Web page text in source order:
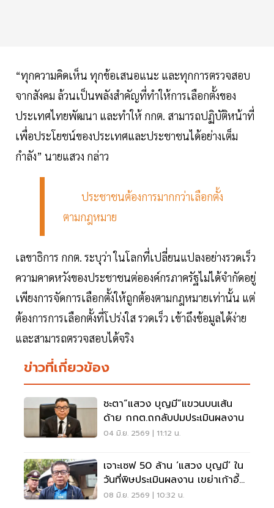
“ทุกความคิดเห็น ทุกข้อเสนอแนะ และทุกการตรวจสอบ
จากสังคม ล้วนเป็นพลังสำคัญที่ทำให้การเลือกตั้งของ
ประเทศไทยพัฒนา และทำให้ กกต. สามารถปฏิบัติหน้าที่
เพื่อประโยชน์ของประเทศและประชาชนได้อย่างเต็ม
กำลัง” นายแสวง กล่าว
ประชาชนต้องการมากกว่าเลือกตั้ง
ตามกฎหมาย
เลขาธิการ กกต. ระบุว่า ในโลกที่เปลี่ยนแปลงอย่างรวดเร็ว
ความคาดหวังของประชาชนต่อองค์กรภาครัฐไม่ได้จำกัดอยู่
เพียงการจัดการเลือกตั้งให้ถูกต้องตามกฎหมายเท่านั้น แต่
ต้องการการเลือกตั้งที่โปร่งใส รวดเร็ว เข้าถึงข้อมูลได้ง่าย
และสามารถตรวจสอบได้จริง
ข่าวที่เกี่ยวข้อง
ชะตา“แสวง บุญมี”แขวนบนเส้น
ด้าย กกต.ถกลับปมประเมินผลงาน
04 มิ.ย. 2569 | 11:12 น.
เจาะเซฟ 50 ล้าน ‘แสวง บุญมี’ ใน
วันที่พิษประเมินผลงาน เขย่าเก้าอี้
เลขาฯกกต.
08 มิ.ย. 2569 | 10:32 น.